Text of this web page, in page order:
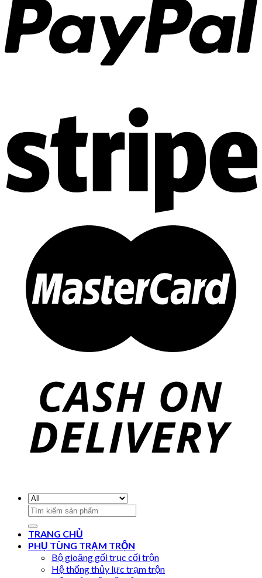
Search
for:
TRANG CHỦ
PHỤ TÙNG TRẠM TRỘN
Bộ gioăng gối trục cối trộn
Hệ thống thủy lực trạm trộn